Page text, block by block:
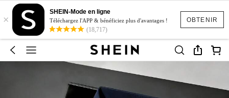
OBTENIR
×
SHEIN-Mode en ligne
Téléchargez l'APP & bénéficiez plus d'avantages !
(18,717)